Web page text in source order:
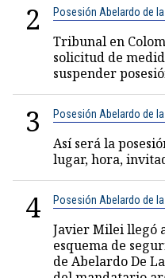
2 Posesión Abelardo de
Tribunal en
solicitud de
suspender
3 Posesión Abelardo de
Así será la
lugar, hora,
4 Posesión Abelardo de
Javier Milei llegó
esquema de
de Abelardo De